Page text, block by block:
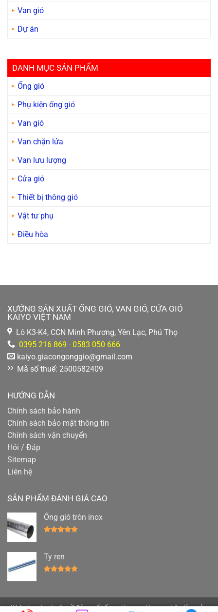
Van gió
Dự án
DANH MỤC SẢN PHẨM
Ống gió
Phụ kiện ống gió
Van gió
Van chặn lửa
Van lưu lượng
Cửa gió
Thiết bị thông gió
Vật tư phụ
Điều hòa
XƯỞNG SẢN XUẤT ỐNG GIÓ, VAN GIÓ, CỬA GIÓ
KAIYO VIỆT NAM
Lô K3-K4, CCN Minh Phương, Yên Lạc, Phú Thọ
0395 216 869 - 0583 050 666
kaiyo.giacongonggio@gmail.com
Mã số thuế: 2500582409
HƯỚNG DẪN
Chính sách bảo hành
Chính sách bảo mật thông tin
Chính sách vận chuyển
Hỏi / Đáp
Sitemap
Liên hệ
SẢN PHẨM ĐÁNH GIÁ CAO
Ống gió tròn inox
5 sao
Ty ren
Website này thuộc về Sản xuất ống gió,van gió,van chặn lửa, cửa